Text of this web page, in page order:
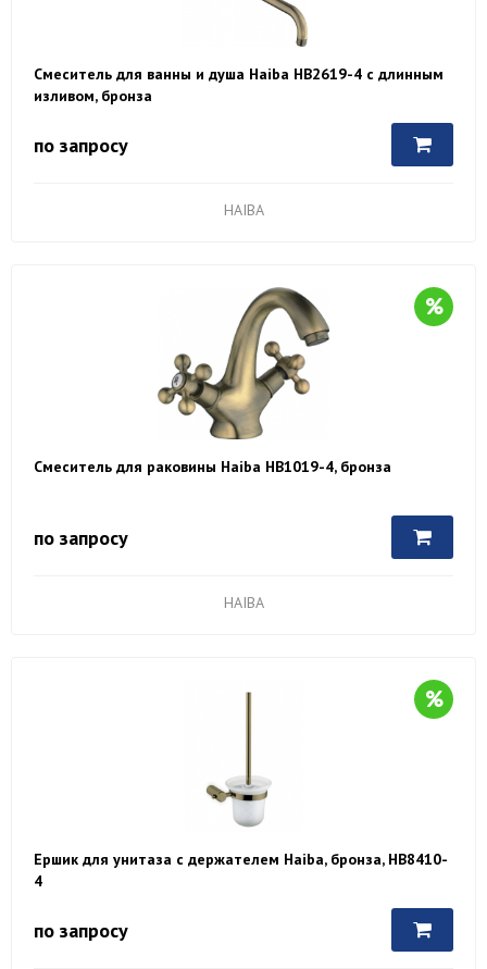
Смеситель для ванны и душа Haiba HB2619-4 с длинным
изливом, бронза
по запросу
HAIBA
Смеситель для раковины Haiba HB1019-4, бронза
по запросу
HAIBA
Ершик для унитаза с держателем Haiba, бронза, HB8410-
4
по запросу